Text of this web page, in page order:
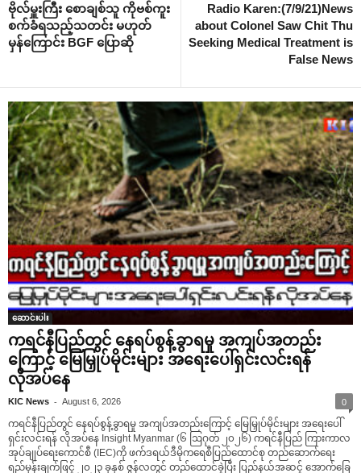
ဗိုလ်မှူးကြီး ‌စောချစ်သူ ကိုဗစ်ကူး
စက်ခံရသည့်သတင်း မဟုတ်
မှန်‌ကြောင်း BGF ‌ပြောဆို
Radio Karen:(7/9/21)News
about Colonel Saw Chit Thu
Seeking Medical Treatment is
False News
ဆောင်းပါး
ကရင်နီပြည်တွင် နေရပ်စွန့်ခွာရမှု အကျပ်အတည်း
ကြောင့် မြေမြှုပ်မိုင်းများ အရေးပေါ်ရှင်းလင်းရန်
လိုအပ်နေ
KIC News - August 6, 2026 0
ကရင်နီပြည်တွင် နေရပ်စွန့်ခွာရမှု အကျပ်အတည်းကြောင့် မြေမြှုပ်မိုင်းများ အရေးပေါ်
ရှင်းလင်းရန် လိုအပ်နေ Insight Myanmar (၆ ဩဂုတ် ၂၀၂၆) ကရင်နီပြည် ကြားကာလ
အုပ်ချုပ်ရေးကောင်စီ (IEC)ကို ဖက်ဒရယ်ဒီမိုကရေစီပြည်ထောင်စု တည်ဆောက်ရေး
ရည်မှန်းချက်ဖြင့် ၂၀၂၃ ခုနှစ် ဇွန်လတွင် တည်ထောင်ခဲ့ပြီး ပြည်နယ်အဆင့် အောက်ခြေ